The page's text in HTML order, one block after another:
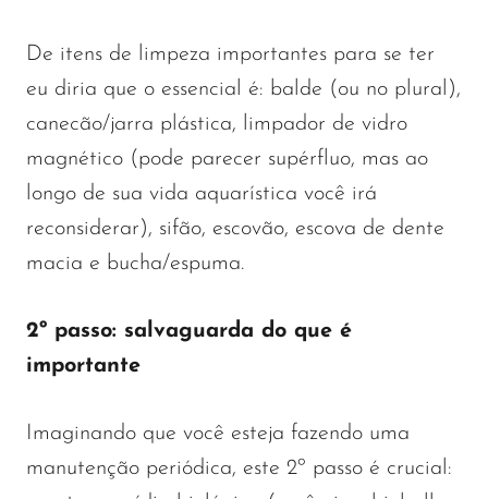
De itens de limpeza importantes para se ter
eu diria que o essencial é: balde (ou no plural),
canecão/jarra plástica, limpador de vidro
magnético (pode parecer supérfluo, mas ao
longo de sua vida aquarística você irá
reconsiderar), sifão, escovão, escova de dente
macia e bucha/espuma.
2º passo: salvaguarda do que é
importante
Imaginando que você esteja fazendo uma
manutenção periódica, este 2º passo é crucial: